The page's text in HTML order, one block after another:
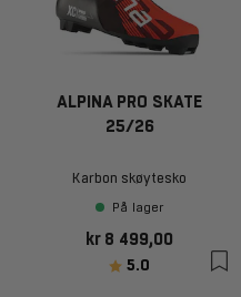
ALPINA PRO SKATE
25/26
Karbon skøytesko
På lager
kr 8 499,00
Karakter:
5.0 av 5 mulige